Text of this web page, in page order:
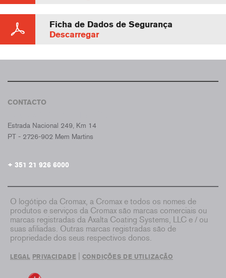
Ficha de Dados de Segurança
Descarregar
CONTACTO
Estrada Nacional 249, Km 14
PT - 2726-902 Mem Martins
+ 351 21 926 6000
O logótipo da Cromax, a Cromax e todos os nomes de
produtos e serviços da Cromax são marcas comerciais ou
marcas registradas da Axalta Coating Systems, LLC e / ou
suas afiliadas. Outras marcas registradas são de
propriedade dos seus respectivos donos.
LEGAL PRIVACIDADE CONDIÇÕES DE UTILIZAÇÃO